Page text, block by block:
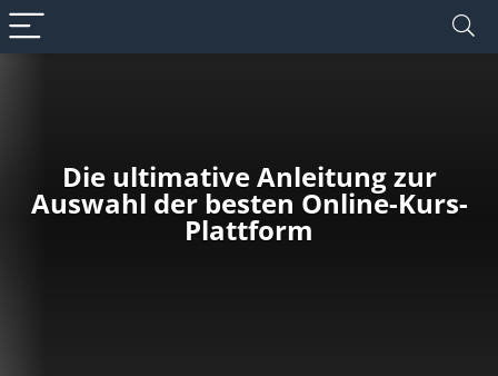
Die ultimative Anleitung zur
Auswahl der besten Online-Kurs-
Plattform